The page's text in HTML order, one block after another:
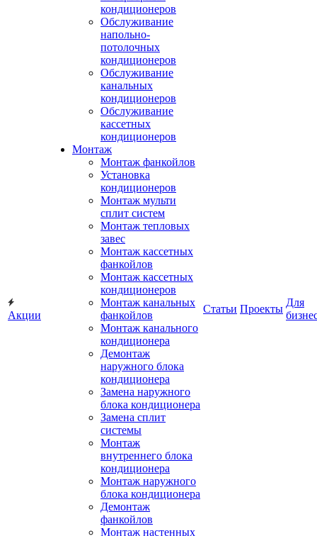
Акции
кондиционеров
Обслуживание
напольно-
потолочных
кондиционеров
Обслуживание
канальных
кондиционеров
Обслуживание
кассетных
кондиционеров
Монтаж
Монтаж фанкойлов
Установка
кондиционеров
Монтаж мульти
сплит систем
Монтаж тепловых
завес
Монтаж кассетных
фанкойлов
Монтаж кассетных
кондиционеров
Монтаж канальных
фанкойлов
Монтаж канального
кондиционера
Демонтаж
наружного блока
кондиционера
Замена наружного
блока кондиционера
Замена сплит
системы
Монтаж
внутреннего блока
кондиционера
Монтаж наружного
блока кондиционера
Демонтаж
фанкойлов
Монтаж настенных
Статьи Проекты
Для